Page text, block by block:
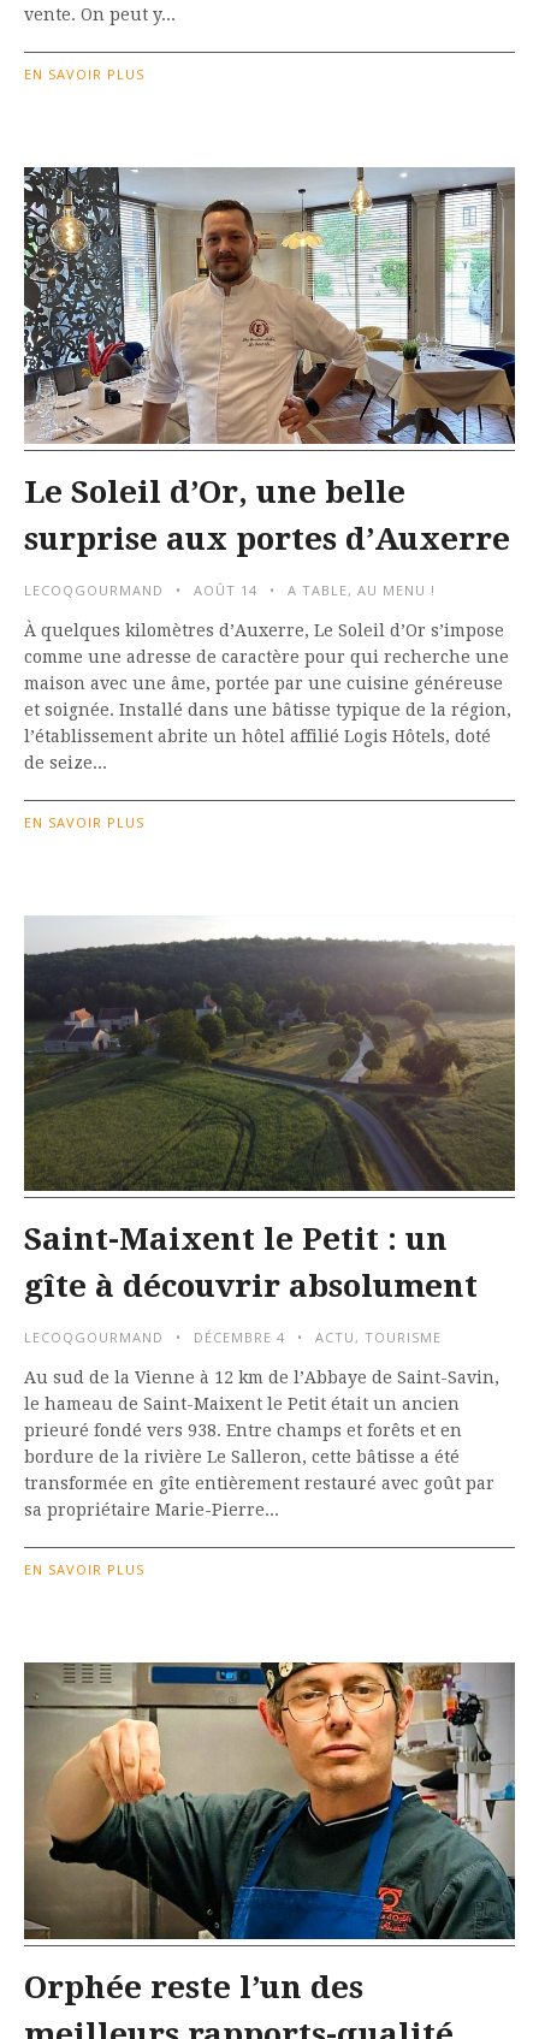
vente. On peut y...
EN SAVOIR PLUS
Le Soleil d’Or, une belle
surprise aux portes d’Auxerre
LECOQGOURMAND AOÛT 14 A TABLE, AU MENU !
À quelques kilomètres d’Auxerre, Le Soleil d’Or s’impose
comme une adresse de caractère pour qui recherche une
maison avec une âme, portée par une cuisine généreuse
et soignée. Installé dans une bâtisse typique de la région,
l’établissement abrite un hôtel affilié Logis Hôtels, doté
de seize...
EN SAVOIR PLUS
Saint-Maixent le Petit : un
gîte à découvrir absolument
LECOQGOURMAND DÉCEMBRE 4 ACTU , TOURISME
Au sud de la Vienne à 12 km de l’Abbaye de Saint-Savin,
le hameau de Saint-Maixent le Petit était un ancien
prieuré fondé vers 938. Entre champs et forêts et en
bordure de la rivière Le Salleron, cette bâtisse a été
transformée en gîte entièrement restauré avec goût par
sa propriétaire Marie-Pierre...
EN SAVOIR PLUS
Orphée reste l’un des